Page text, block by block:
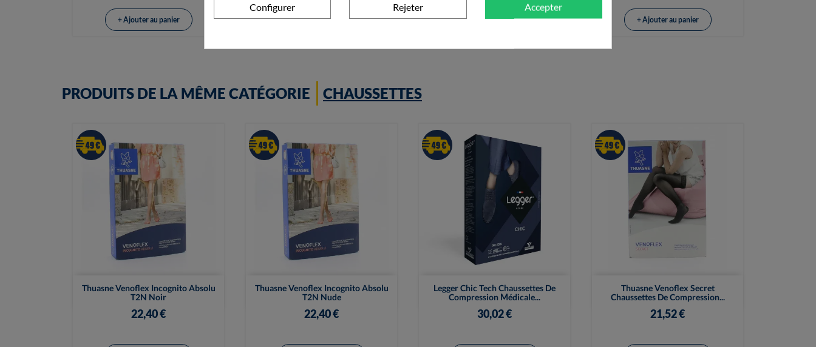
+ Ajouter au panier + Ajouter au panier + Ajouter au panier + Ajouter au panier
PRODUITS DE LA MÊME CATÉGORIE CHAUSSETTES
Thuasne Venoflex Incognito Absolu
T2N Noir
22,40 €
Vue rapide
Thuasne Venoflex Incognito Absolu
T2N Nude
22,40 €
Vue rapide
Legger Chic Tech Chaussettes De
Compression Médicale...
30,02 €
Vue rapide
Thuasne Venoflex Secret
Chaussettes De Compression...
21,52 €
Vue rapide
Configurer Rejeter Accepter